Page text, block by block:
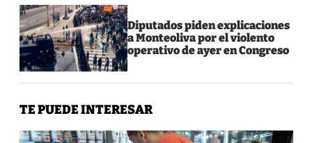
Diputados piden explicaciones
a Monteoliva por el violento
operativo de ayer en Congreso
TE PUEDE INTERESAR